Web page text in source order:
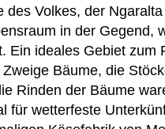
des Volkes, der
in der Gegend,
Ein ideales Gebiet zum
Bäume, die
Rinden der Bäume
für wetterfeste